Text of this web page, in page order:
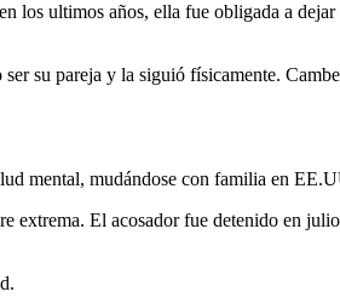
los ultimos años, ella fue obligada a
su pareja y la siguió físicamente.
mental, mudándose con familia en
extrema. El acosador fue detenido en